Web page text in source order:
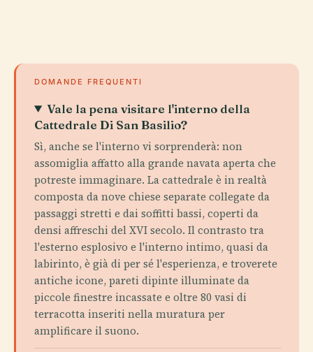
DOMANDE FREQUENTI
Vale la pena visitare l'interno della
Cattedrale Di San Basilio?
Sì, anche se l'interno vi sorprenderà: non
assomiglia affatto alla grande navata aperta che
potreste immaginare. La cattedrale è in realtà
composta da nove chiese separate collegate da
passaggi stretti e dai soffitti bassi, coperti da
densi affreschi del XVI secolo. Il contrasto tra
l'esterno esplosivo e l'interno intimo, quasi da
labirinto, è già di per sé l'esperienza, e troverete
antiche icone, pareti dipinte illuminate da
piccole finestre incassate e oltre 80 vasi di
terracotta inseriti nella muratura per
amplificare il suono.